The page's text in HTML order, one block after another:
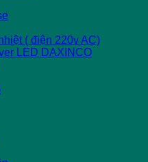
( điện 220v AC)
LED DAXINCO